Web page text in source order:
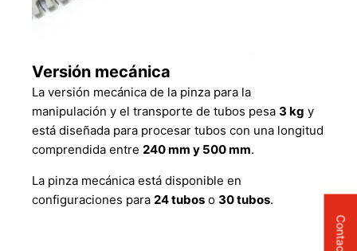
Versión mecánica
La versión mecánica de la pinza para la
manipulación y el transporte de tubos pesa 3 kg y
está diseñada para procesar tubos con una longitud
comprendida entre 240 mm y 500 mm.
La pinza mecánica está disponible en
configuraciones para 24 tubos o 30 tubos.